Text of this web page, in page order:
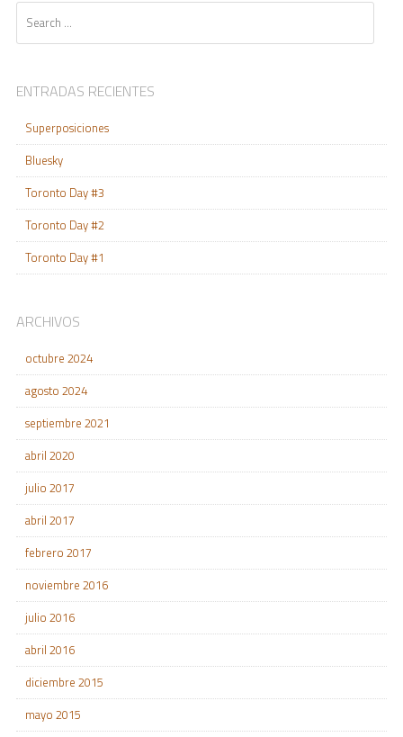
ENTRADAS RECIENTES
Superposiciones
Bluesky
Toronto Day #3
Toronto Day #2
Toronto Day #1
ARCHIVOS
octubre 2024
agosto 2024
septiembre 2021
abril 2020
julio 2017
abril 2017
febrero 2017
noviembre 2016
julio 2016
abril 2016
diciembre 2015
mayo 2015